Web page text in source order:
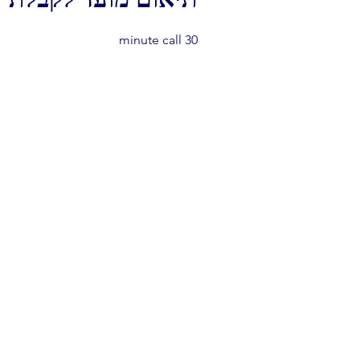
30 minute call